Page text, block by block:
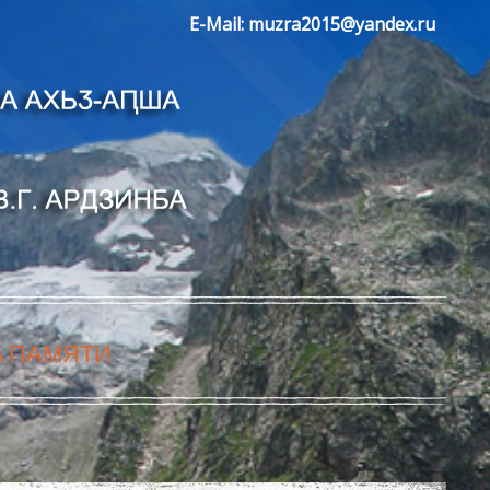
E-Mail: muzra2015@yandex.ru
ПАМЯТИ